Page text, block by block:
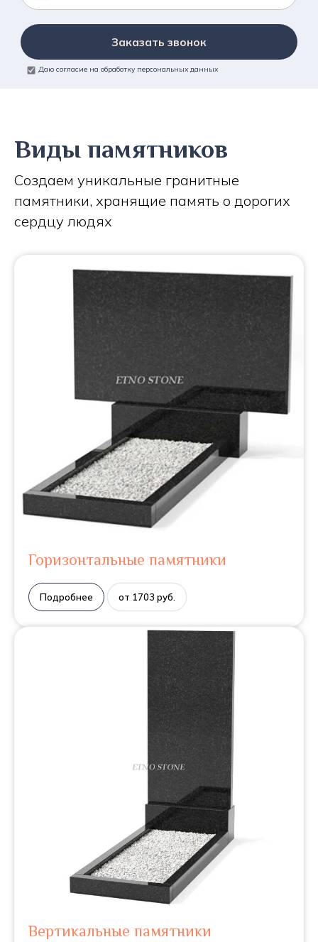
Заказать звонок
Даю согласие на обработку персональных данных
Виды памятников
Создаем уникальные гранитные
памятники, хранящие память о дорогих
сердцу людях
Горизонтальные памятники
Подробнее от 1703 руб.
Вертикальные памятники